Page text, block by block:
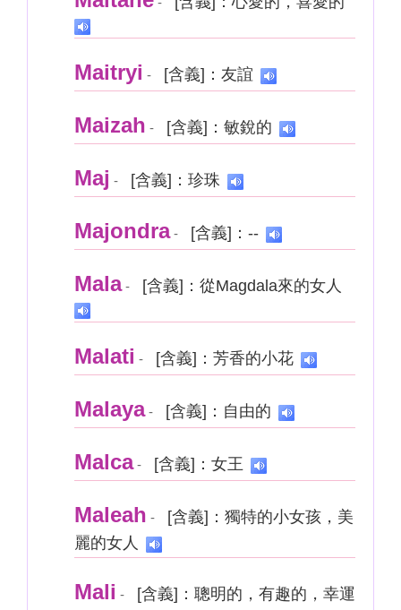
Maitryi - [含義]：友誼
Maizah - [含義]：敏銳的
Maj - [含義]：珍珠
Majondra- [含義]：--
Mala- [含義]：從Magdala來的女人
Malati - [含義]：芳香的小花
Malaya- [含義]：自由的
Malca- [含義]：女王
Maleah -
[含義]：獨特的小女孩，美
麗的女人
Mali -
[含義]：聰明的，有趣的，幸運